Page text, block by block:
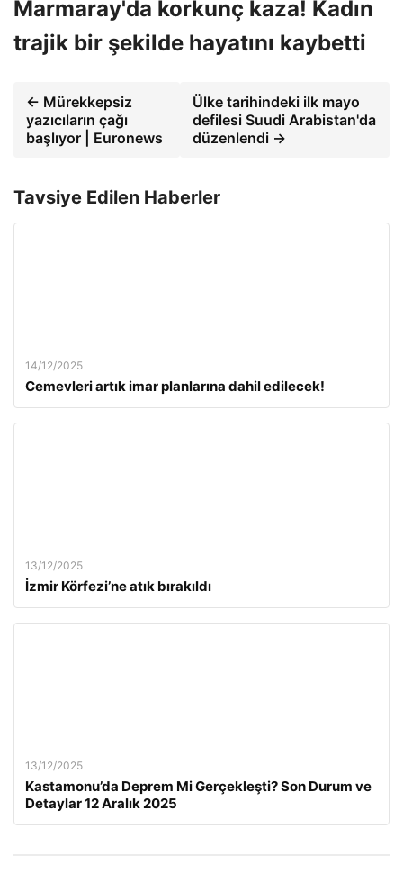
Marmaray'da korkunç kaza! Kadın
trajik bir şekilde hayatını kaybetti
← Mürekkepsiz
yazıcıların çağı
başlıyor | Euronews
Ülke tarihindeki ilk mayo
defilesi Suudi Arabistan'da
düzenlendi →
Tavsiye Edilen Haberler
14/12/2025
Cemevleri artık imar planlarına dahil edilecek!
13/12/2025
İzmir Körfezi’ne atık bırakıldı
13/12/2025
Kastamonu’da Deprem Mi Gerçekleşti? Son Durum ve
Detaylar 12 Aralık 2025